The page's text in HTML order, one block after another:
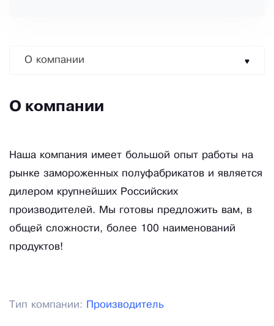
О компании
О компании
Наша компания имеет большой опыт работы на
рынке замороженных полуфабрикатов и является
дилером крупнейших Российских
производителей. Мы готовы предложить вам, в
общей сложности, более 100 наименований
продуктов!
Тип компании: Производитель